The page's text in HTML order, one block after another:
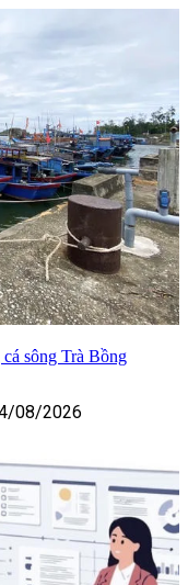
sông Trà Bồng
08/2026